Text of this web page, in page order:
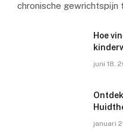
chronische gewrichtspijn
Hoe
juni 18,
januari